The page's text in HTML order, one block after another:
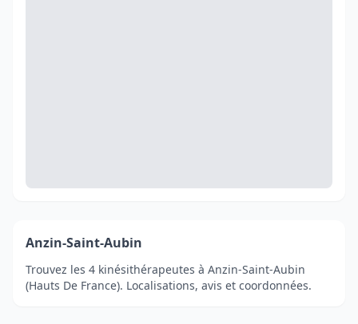
Anzin-Saint-Aubin
Trouvez les 4 kinésithérapeutes à Anzin-Saint-Aubin
(Hauts De France). Localisations, avis et coordonnées.